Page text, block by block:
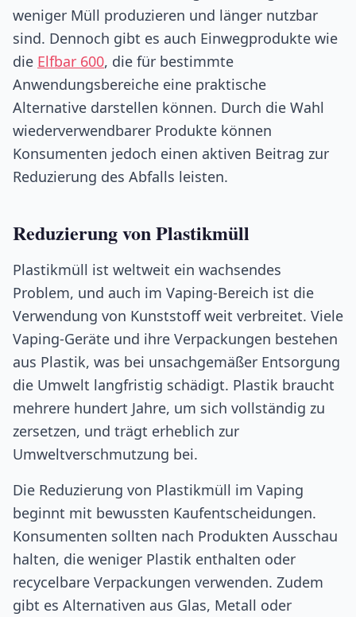
weniger Müll produzieren und länger nutzbar
sind. Dennoch gibt es auch Einwegprodukte wie
die Elfbar 600, die für bestimmte
Anwendungsbereiche eine praktische
Alternative darstellen können. Durch die Wahl
wiederverwendbarer Produkte können
Konsumenten jedoch einen aktiven Beitrag zur
Reduzierung des Abfalls leisten.
Reduzierung von Plastikmüll
Plastikmüll ist weltweit ein wachsendes
Problem, und auch im Vaping-Bereich ist die
Verwendung von Kunststoff weit verbreitet. Viele
Vaping-Geräte und ihre Verpackungen bestehen
aus Plastik, was bei unsachgemäßer Entsorgung
die Umwelt langfristig schädigt. Plastik braucht
mehrere hundert Jahre, um sich vollständig zu
zersetzen, und trägt erheblich zur
Umweltverschmutzung bei.
Die Reduzierung von Plastikmüll im Vaping
beginnt mit bewussten Kaufentscheidungen.
Konsumenten sollten nach Produkten Ausschau
halten, die weniger Plastik enthalten oder
recycelbare Verpackungen verwenden. Zudem
gibt es Alternativen aus Glas, Metall oder